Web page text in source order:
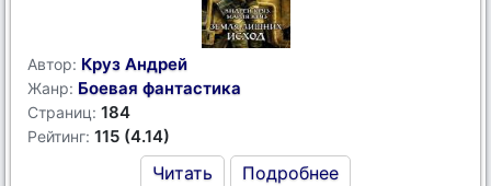
Автор: Круз Андрей
Жанр: Боевая фантастика
Страниц: 184
Рейтинг: 115 (4.14)
Читать Подробнее